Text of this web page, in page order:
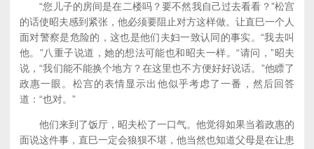
“您儿子的房间是在二楼吗？要不然我自己过去看看？”松宫
的话使昭夫感到紧张，他必须要阻止对方这样做。让直巳一个人
面对警察是危险的，这也是他们夫妇一致认同的事实。“我去叫
他。”八重子说道，她的想法可能也和昭夫一样。“请问，”昭夫
说，“我们能不能换个地方？在这里也不方便好好说话。”他瞟了
政惠一眼。松宫的表情显示出他似乎考虑了一番，然后回答
道：“也对。”
他们来到了饭厅，昭夫松了一口气。他觉得如果当着政惠的
面说这件事，直巳一定会狼狈不堪，他当然也知道父母是在让患